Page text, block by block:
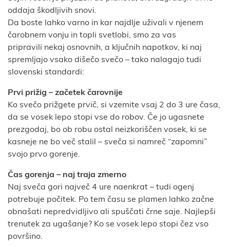
oddaja škodljivih snovi.
Da boste lahko varno in kar najdlje uživali v njenem
čarobnem vonju in topli svetlobi, smo za vas
pripravili nekaj osnovnih, a ključnih napotkov, ki naj
spremljajo vsako dišečo svečo – tako nalagajo tudi
slovenski standardi:
Prvi prižig – začetek čarovnije
Ko svečo prižgete prvič, si vzemite vsaj 2 do 3 ure časa,
da se vosek lepo stopi vse do robov. Če jo ugasnete
prezgodaj, bo ob robu ostal neizkoriščen vosek, ki se
kasneje ne bo več stalil – sveča si namreč “zapomni”
svojo prvo gorenje.
Čas gorenja – naj traja zmerno
Naj sveča gori največ 4 ure naenkrat – tudi ogenj
potrebuje počitek. Po tem času se plamen lahko začne
obnašati nepredvidljivo ali spuščati črne saje. Najlepši
trenutek za ugašanje? Ko se vosek lepo stopi čez vso
površino.